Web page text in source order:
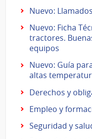
Nuevo:
Nuevo: Ficha
tractores.
equipos
Nuevo: Guía
altas
Derechos y
Empleo y
Seguridad y